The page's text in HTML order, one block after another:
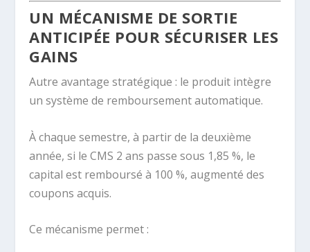
UN MÉCANISME DE SORTIE
ANTICIPÉE POUR SÉCURISER LES
GAINS
Autre avantage stratégique : le produit intègre
un système de remboursement automatique.
À chaque semestre, à partir de la deuxième
année, si le CMS 2 ans passe sous 1,85 %, le
capital est remboursé à 100 %, augmenté des
coupons acquis.
Ce mécanisme permet :